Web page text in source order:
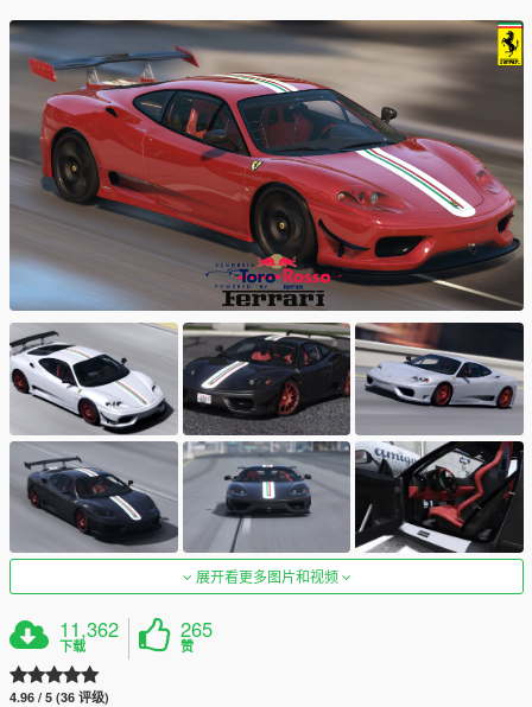
展开看更多图片和视频
11,362
下载
265
赞
4.96 / 5 (36 评级)